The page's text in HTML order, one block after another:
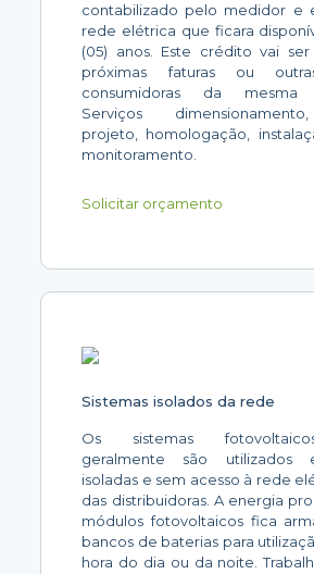
contabilizado pelo medidor e
rede elétrica que ficara
(05) anos. Este crédito vai
próximas faturas ou
consumidoras da mesma
Serviços
projeto, homologação,
monitoramento.
Solicitar orçamento
Sistemas isolados da rede
Os sistemas
geralmente são utilizados
isoladas e sem acesso à rede
das distribuidoras. A energia
módulos fotovoltaicos fica
bancos de baterias para
hora do dia ou da noite.